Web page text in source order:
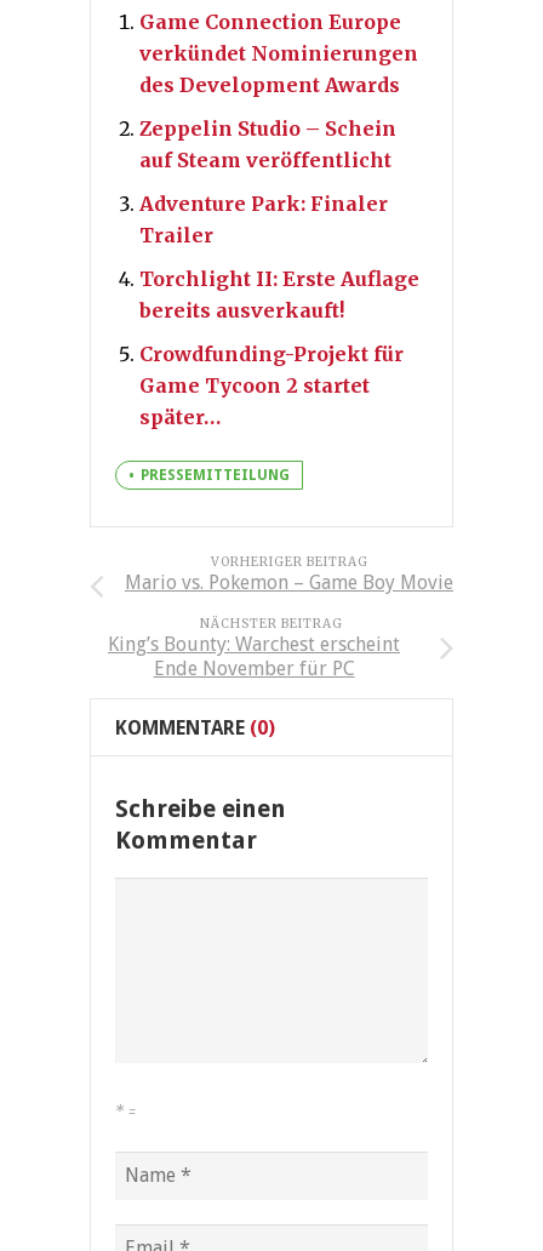
Game Connection Europe
verkündet Nominierungen
des Development Awards
Zeppelin Studio – Schein
auf Steam veröffentlicht
Adventure Park: Finaler
Trailer
Torchlight II: Erste Auflage
bereits ausverkauft!
Crowdfunding-Projekt für
Game Tycoon 2 startet
später…
PRESSEMITTEILUNG
VORHERIGER BEITRAG
Mario vs. Pokemon – Game Boy Movie
NÄCHSTER BEITRAG
King’s Bounty: Warchest erscheint
Ende November für PC
KOMMENTARE (0)
Schreibe einen
Kommentar
* =